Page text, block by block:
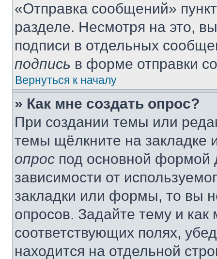
«Отправка сообщений»
разделе. Несмотря на это,
подписи в отдельных
подпись в форме отправки
Вернуться к началу
» Как мне создать опрос?
При создании темы или
темы щёлкните на
опрос под основной формой
зависимости от
закладки или формы, то вы
опросов. Задайте тему и
соответствующих полях,
находится на отдельной